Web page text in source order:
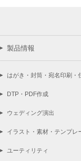
製品情報
はがき・封筒・宛名印刷・
DTP・PDF作成
ウェディング演出
イラスト・素材・テンプレ
ユーティリティ